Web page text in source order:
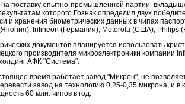
на поставку опытно-промышленной партии
которого Гознак определил двух
и хранения биометрических данных в чипах
Infineon (Германия), Motorola (США),
документов планируется использовать
производителя микроэлектроники компании
АФК "Система".
время работает завод "Микрон", не
завод на технологию 0,25-0,35 микрона, и в
60 млн. чипов в год.